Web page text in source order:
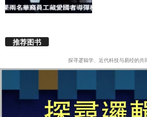
推荐图书
探寻逻辑学、近代科技与易经的共